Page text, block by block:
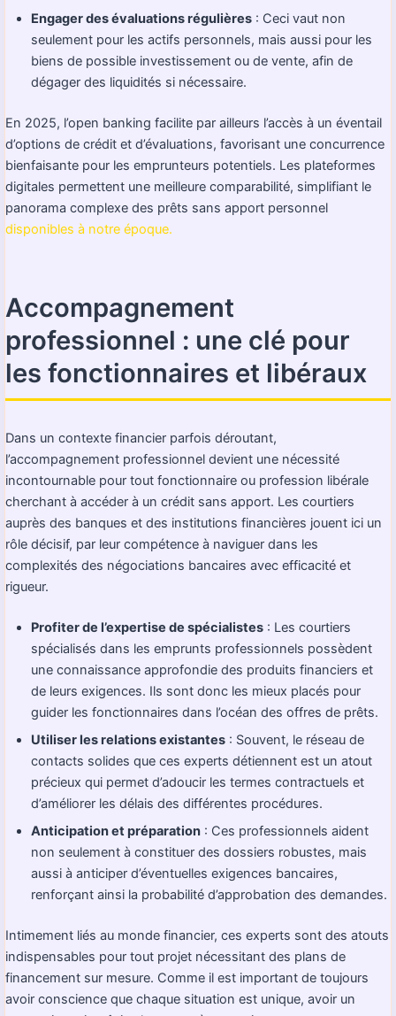
Engager des évaluations régulières : Ceci vaut non
seulement pour les actifs personnels, mais aussi pour les
biens de possible investissement ou de vente, afin de
dégager des liquidités si nécessaire.
En 2025, l’open banking facilite par ailleurs l’accès à un éventail
d’options de crédit et d’évaluations, favorisant une concurrence
bienfaisante pour les emprunteurs potentiels. Les plateformes
digitales permettent une meilleure comparabilité, simplifiant le
panorama complexe des prêts sans apport personnel
disponibles à notre époque.
Accompagnement
professionnel : une clé pour
les fonctionnaires et libéraux
Dans un contexte financier parfois déroutant,
l’accompagnement professionnel devient une nécessité
incontournable pour tout fonctionnaire ou profession libérale
cherchant à accéder à un crédit sans apport. Les courtiers
auprès des banques et des institutions financières jouent ici un
rôle décisif, par leur compétence à naviguer dans les
complexités des négociations bancaires avec efficacité et
rigueur.
Profiter de l’expertise de spécialistes : Les courtiers
spécialisés dans les emprunts professionnels possèdent
une connaissance approfondie des produits financiers et
de leurs exigences. Ils sont donc les mieux placés pour
guider les fonctionnaires dans l’océan des offres de prêts.
Utiliser les relations existantes : Souvent, le réseau de
contacts solides que ces experts détiennent est un atout
précieux qui permet d’adoucir les termes contractuels et
d’améliorer les délais des différentes procédures.
Anticipation et préparation : Ces professionnels aident
non seulement à constituer des dossiers robustes, mais
aussi à anticiper d’éventuelles exigences bancaires,
renforçant ainsi la probabilité d’approbation des demandes.
Intimement liés au monde financier, ces experts sont des atouts
indispensables pour tout projet nécessitant des plans de
financement sur mesure. Comme il est important de toujours
avoir conscience que chaque situation est unique, avoir un